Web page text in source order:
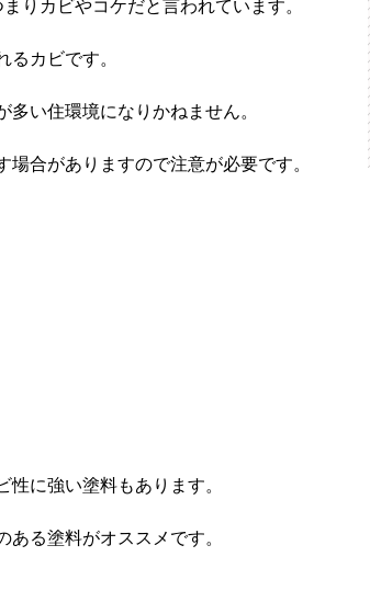
りカビやコケだと言われています。
カビです。
い住環境になりかねません。
合がありますので注意が必要です。
に強い塗料もあります。
る塗料がオススメです。